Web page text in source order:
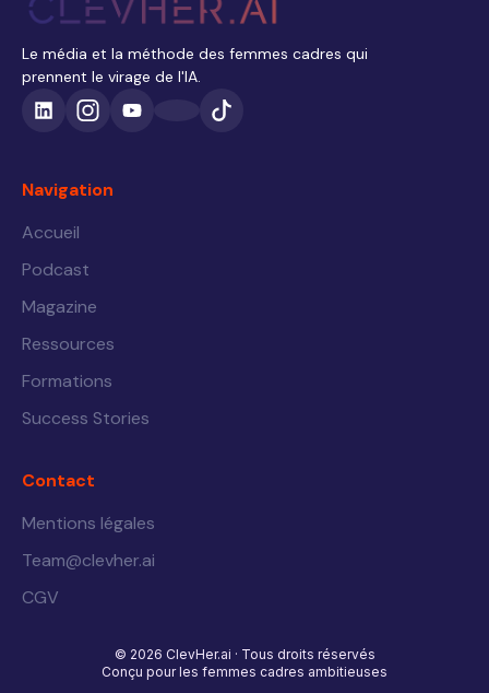
Le média et la méthode des femmes cadres qui
prennent le virage de l'IA.
Navigation
Accueil
Podcast
Magazine
Ressources
Formations
Success Stories
Contact
Mentions légales
Team@clevher.ai
CGV
© 2026 ClevHer.ai · Tous droits réservés
Conçu pour les femmes cadres ambitieuses